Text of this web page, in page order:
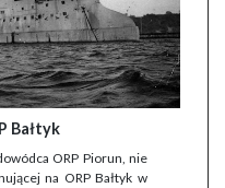
Bałtyk
ORP Piorun, nie
na ORP Bałtyk w